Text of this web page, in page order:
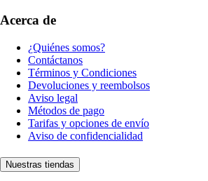
Acerca de
¿Quiénes somos?
Contáctanos
Términos y Condiciones
Devoluciones y reembolsos
Aviso legal
Métodos de pago
Tarifas y opciones de envío
Aviso de confidencialidad
Nuestras tiendas